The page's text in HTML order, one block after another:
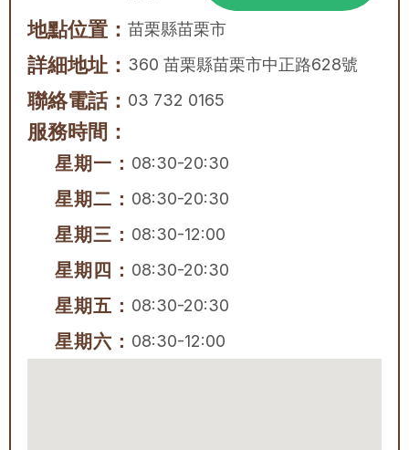
地點位置： 苗栗縣苗栗市
詳細地址： 360 苗栗縣苗栗市中正路628號
聯絡電話： 03 732 0165
服務時間：
星期一： 08:30-20:30
星期二： 08:30-20:30
星期三： 08:30-12:00
星期四： 08:30-20:30
星期五： 08:30-20:30
星期六： 08:30-12:00